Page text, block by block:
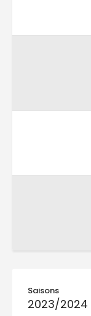
Saisons
2023/2024